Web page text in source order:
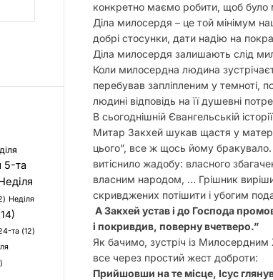
конкретно маємо робити, щоб було
Діла милосердя – це той мінімум
добрі стосунки, дати надію на
Діла милосердя залишають слід
Коли милосердна людина
перебував запліпленим у темноті,
людині відповідь на її душевні
В сьогоднішній Євангельській
Митар Закхей шукав щастя у
цього”, все ж щось йому
витіснило жадобу: власного
власним народом, … Грішник
скривджених потішити і убогим
А Закхей устав і до Господа
і покривдив, поверну вчетверо.”
Як бачимо, зустріч із
все через простий жест доброти:
Прийшовши на те місце, Ісус
5-та
Неділя
та (12)